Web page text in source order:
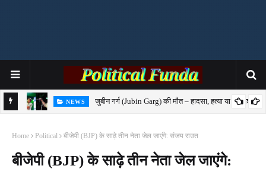
NEWS जुबीन गर्ग (Jubin Garg) की मौत – हादसा, हत्या या साजिश?
Home Political बीजेपी (BJP) के साढ़े तीन नेता जेल जाएंगे: संजय राउत
बीजेपी (BJP) के साढ़े तीन नेता जेल जाएंगे: